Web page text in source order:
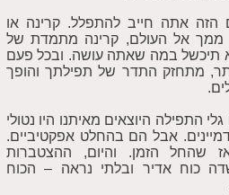
הזה אתה חייב להתפלל. קרינה או
ממך אל העולם, קרינה מתמדת של
תיכשל במה שאתה עושה. ובכל פעם
מתחזק התדר של תפילתך והופך
התפילה היוצאים מאיתנו היו נטולי
אבל הם בהחלט אפקטיביים.
שהחל הזמן. והיום, ההצטברות
כוח אדיר ובלתי נראה – הכוח